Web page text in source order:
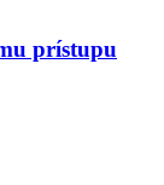
prístupu